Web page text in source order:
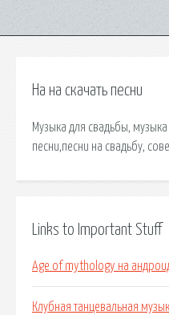
На на скачать песни
Музыка для свадьбы,
песни,песни на свадьбу,
Links to Important Stuff
Age of mythology на
Клубная танцевальная